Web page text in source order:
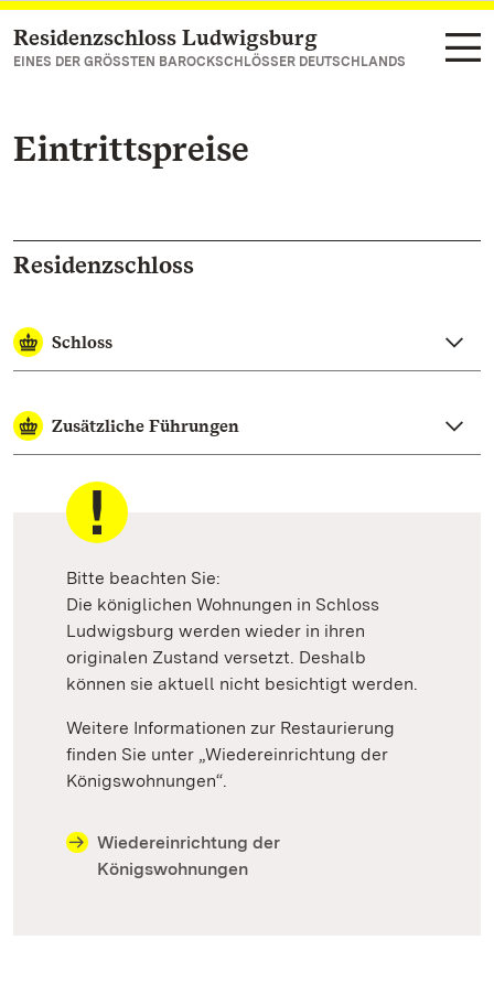
Zum Hauptinhalt springen
Residenzschloss Ludwigsburg
EINES DER GRÖSSTEN BAROCKSCHLÖSSER DEUTSCHLANDS
Eintrittspreise
Residenzschloss
Schloss
Zusätzliche Führungen
Bitte beachten Sie:
Die königlichen Wohnungen in Schloss
Ludwigsburg werden wieder in ihren
originalen Zustand versetzt. Deshalb
können sie aktuell nicht besichtigt werden.
Weitere Informationen zur Restaurierung
finden Sie unter „Wiedereinrichtung der
Königswohnungen“.
Wiedereinrichtung der
Königswohnungen